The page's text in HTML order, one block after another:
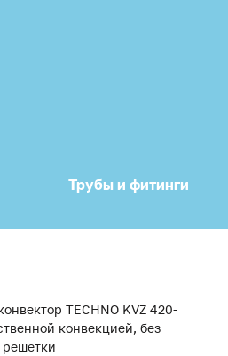
Трубы и фитинги